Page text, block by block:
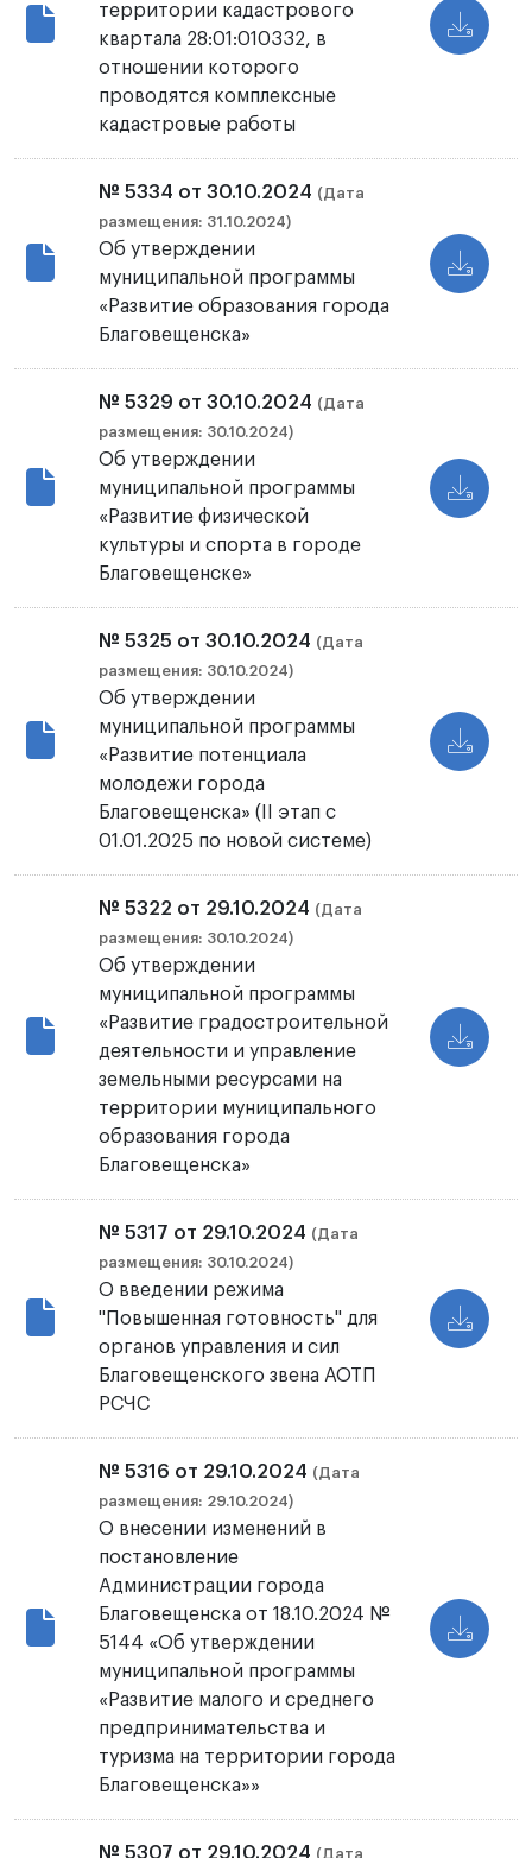
территории кадастрового
квартала 28:01:010332, в
отношении которого
проводятся комплексные
кадастровые работы
№ 5334 от 30.10.2024 (Дата
размещения: 31.10.2024)
Об утверждении
муниципальной программы
«Развитие образования города
Благовещенска»
№ 5329 от 30.10.2024 (Дата
размещения: 30.10.2024)
Об утверждении
муниципальной программы
«Развитие физической
культуры и спорта в городе
Благовещенске»
№ 5325 от 30.10.2024 (Дата
размещения: 30.10.2024)
Об утверждении
муниципальной программы
«Развитие потенциала
молодежи города
Благовещенска» (II этап с
01.01.2025 по новой системе)
№ 5322 от 29.10.2024 (Дата
размещения: 30.10.2024)
Об утверждении
муниципальной программы
«Развитие градостроительной
деятельности и управление
земельными ресурсами на
территории муниципального
образования города
Благовещенска»
№ 5317 от 29.10.2024 (Дата
размещения: 30.10.2024)
О введении режима
"Повышенная готовность" для
органов управления и сил
Благовещенского звена АОТП
РСЧС
№ 5316 от 29.10.2024 (Дата
размещения: 29.10.2024)
О внесении изменений в
постановление
Администрации города
Благовещенска от 18.10.2024 №
5144 «Об утверждении
муниципальной программы
«Развитие малого и среднего
предпринимательства и
туризма на территории города
Благовещенска»»
№ 5307 от 29.10.2024 (Дата